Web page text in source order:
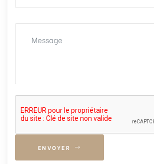
ENVOYER